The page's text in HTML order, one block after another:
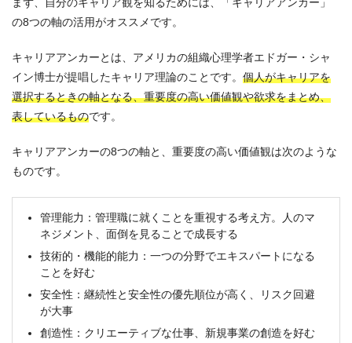
の8つの軸の活用がオススメです。
キャリアアンカーとは、アメリカの組織心理学者エドガー・シャ
イン博士が提唱したキャリア理論のことです。 個人がキャリアを
選択するときの軸となる、重要度の高い価値観や欲求をまとめ、
表しているものです。
キャリアアンカーの8つの軸と、重要度の高い価値観は次のような
ものです。
管理能力：管理職に就くことを重視する考え方。人のマ
ネジメント、面倒を見ることで成長する
技術的・機能的能力：一つの分野でエキスパートになる
ことを好む
安全性：継続性と安全性の優先順位が高く、リスク回避
が大事
創造性：クリエーティブな仕事、新規事業の創造を好む